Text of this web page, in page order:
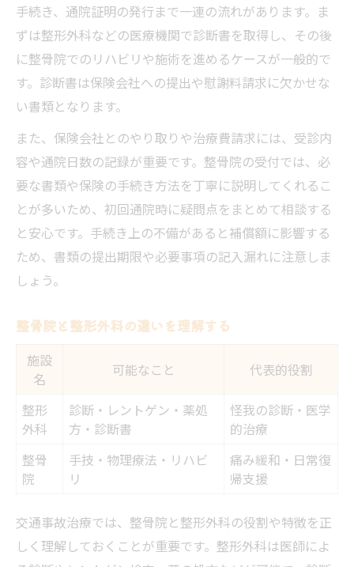
口コミやレビューを活かした整骨院選び
手続き、通院証明の発行まで一連の流れがあります。ま
ずは整形外科などの医療機関で診断書を取得し、その後
に整骨院でのリハビリや施術を進めるケースが一般的で
す。診断書は保険会社への提出や慰謝料請求に欠かせな
い書類となります。
また、保険会社とのやり取りや治療費請求には、受診内
容や通院日数の記録が重要です。整骨院の受付では、必
要な書類や保険の手続き方法を丁寧に説明してくれるこ
とが多いため、初回通院時に疑問点をまとめて相談する
と安心です。手続き上の不備があると補償額に影響する
ため、書類の提出期限や必要事項の記入漏れに注意しま
しょう。
整骨院と整形外科の違いを理解する
施設
名
可能なこと 代表的役割
整形
外科
診断・レントゲン・薬処
方・診断書
怪我の診断・医学
的治療
整骨
院
手技・物理療法・リハビ
リ
痛み緩和・日常復
帰支援
交通事故治療では、整骨院と整形外科の役割や特徴を正
しく理解しておくことが重要です。整形外科は医師によ